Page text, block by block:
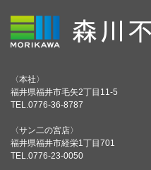
〈本社〉
福井県福井市毛矢2丁目11-5
TEL.0776-36-8787
〈サン二の宮店〉
福井県福井市経栄1丁目701
TEL.0776-23-0050